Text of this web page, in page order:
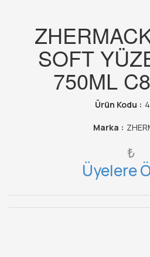
SOFT
750ML
Ürün Kodu :
Marka :
₺
Üyelere